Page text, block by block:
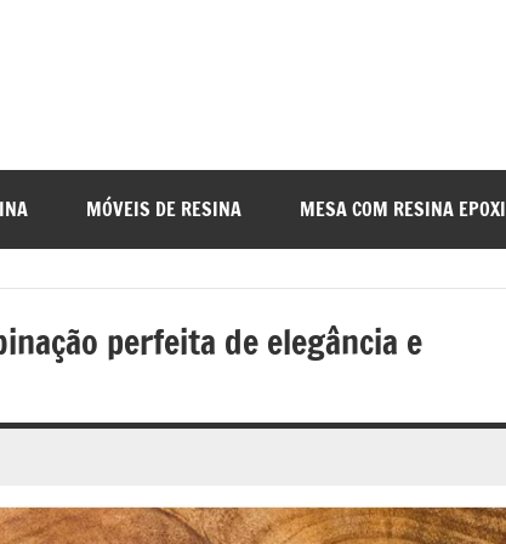
MÓVEIS DE RESINA MESA COM RESINA EPOXI
perfeita de elegância e